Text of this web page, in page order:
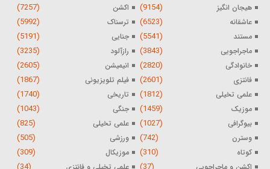
هیجان انگیز (9154) اکشن (7257)
عاشقانه (6523) ترسناک (5992)
مستند (5541) جنایی (5191)
ماجراجویی (3843) رازآلود (3235)
خانوادگی (2820) انیمیشن (2605)
فانتزی (2601) فیلم تلویزیونی (1867)
علمی تخیلی (1812) تاریخی (1740)
موزیک (1459) جنگی (1043)
بیوگرافی (1027) علمی تخیلی (825)
وسترن (742) ورزشی (505)
کوتاه (310) موزیکال (309)
اکشن و ماجراجویی علمی تخیلی و فانتزی